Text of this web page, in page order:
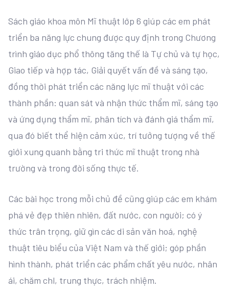
Sách giáo khoa môn Mĩ thuật lớp 6 giúp các em phát
triển ba năng lực chung được quy định trong Chương
trình giáo dục phổ thông tăng thế là Tự chủ và tự học,
Giao tiếp và hợp tác, Giải quyết vấn đề và sáng tạo,
đồng thời phát triển các năng lực mĩ thuật với các
thành phần: quan sát và nhận thức thẩm mĩ, sáng tạo
và ứng dụng thẩm mĩ, phân tích và đánh giá thẩm mĩ,
qua đó biết thể hiện cảm xúc, trí tưởng tượng về thế
giới xung quanh bằng tri thức mĩ thuật trong nhà
trường và trong đời sống thực tế.
Các bài học trong mỗi chủ đề cũng giúp các em khám
phá vẻ đẹp thiên nhiên, đất nước, con người; có ý
thức trân trọng, giữ gìn các di sản văn hoá, nghệ
thuật tiêu biểu của Việt Nam và thế giới; góp phần
hình thành, phát triển các phẩm chất yêu nước, nhân
ái, chăm chl, trung thực, trách nhiệm.